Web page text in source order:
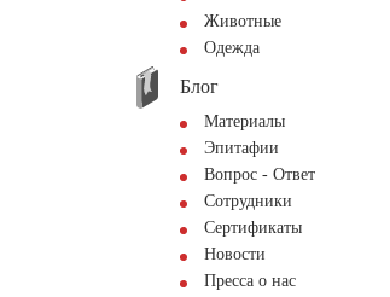
Животные
Одежда
Блог
Материалы
Эпитафии
Вопрос - Ответ
Сотрудники
Сертификаты
Новости
Пресса о нас